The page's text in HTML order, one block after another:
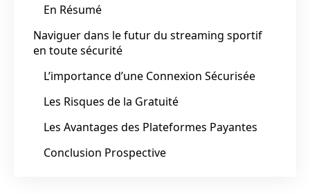
En Résumé
Naviguer dans le futur du streaming sportif
en toute sécurité
L’importance d’une Connexion Sécurisée
Les Risques de la Gratuité
Les Avantages des Plateformes Payantes
Conclusion Prospective